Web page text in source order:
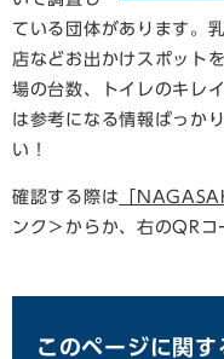
ている団体があります。
店などお出かけスポット
場の台数、トイレのキレ
は参考になる情報ばっか
い！
確認する際は 「
ンク＞ からか、右のQRコ
このページに関